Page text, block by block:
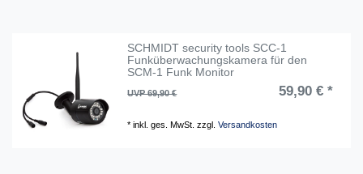
SCHMIDT security tools SCC-1
Funküberwachungskamera für den
SCM-1 Funk Monitor
UVP 69,90 € 59,90 € *
*inkl. ges. MwSt. zzgl.Versandkosten